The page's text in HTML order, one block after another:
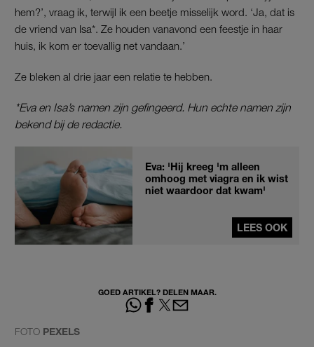
hem?’, vraag ik, terwijl ik een beetje misselijk word. ‘Ja, dat is
de vriend van Isa*. Ze houden vanavond een feestje in haar
huis, ik kom er toevallig net vandaan.’
Ze bleken al drie jaar een relatie te hebben.
*Eva en Isa’s namen zijn gefingeerd. Hun echte namen zijn
bekend bij de redactie.
Eva: 'Hij kreeg 'm alleen
omhoog met viagra en ik wist
niet waardoor dat kwam'
LEES OOK
GOED ARTIKEL? DELEN MAAR.
FOTO PEXELS